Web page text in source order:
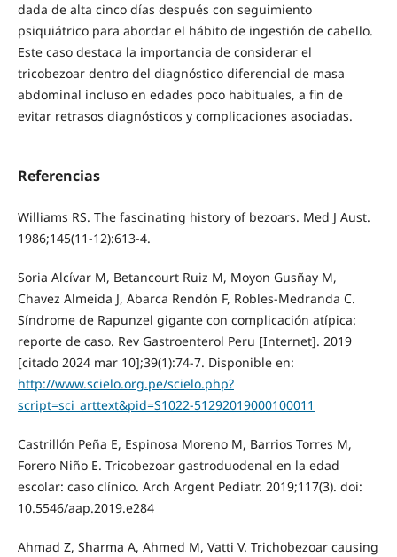
dada de alta cinco días después con seguimiento
psiquiátrico para abordar el hábito de ingestión de cabello.
Este caso destaca la importancia de considerar el
tricobezoar dentro del diagnóstico diferencial de masa
abdominal incluso en edades poco habituales, a fin de
evitar retrasos diagnósticos y complicaciones asociadas.
Referencias
Williams RS. The fascinating history of bezoars. Med J Aust.
1986;145(11-12):613-4.
Soria Alcívar M, Betancourt Ruiz M, Moyon Gusñay M,
Chavez Almeida J, Abarca Rendón F, Robles-Medranda C.
Síndrome de Rapunzel gigante con complicación atípica:
reporte de caso. Rev Gastroenterol Peru [Internet]. 2019
[citado 2024 mar 10];39(1):74-7. Disponible en:
http://www.scielo.org.pe/scielo.php?
script=sci_arttext&pid=S1022-51292019000100011
Castrillón Peña E, Espinosa Moreno M, Barrios Torres M,
Forero Niño E. Tricobezoar gastroduodenal en la edad
escolar: caso clínico. Arch Argent Pediatr. 2019;117(3). doi:
10.5546/aap.2019.e284
Ahmad Z, Sharma A, Ahmed M, Vatti V. Trichobezoar causing